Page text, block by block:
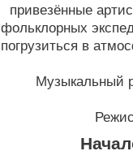
привезённые
фольклорных
погрузиться в
Музыкальный